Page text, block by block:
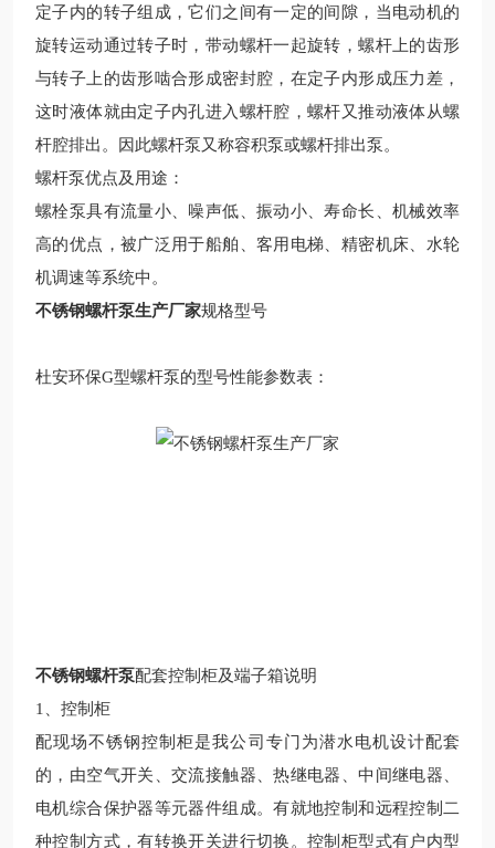
定子内的转子组成，它们之间有一定的间隙，当电动机的
旋转运动通过转子时，带动螺杆一起旋转，螺杆上的齿形
与转子上的齿形啮合形成密封腔，在定子内形成压力差，
这时液体就由定子内孔进入螺杆腔，螺杆又推动液体从螺
杆腔排出。因此螺杆泵又称容积泵或螺杆排出泵。
螺杆泵优点及用途 ：
螺栓泵具有流量小、噪声低、振动小、寿命长、机械效率
高的优点，被广泛用于船舶、客用电梯、精密机床、水轮
机调速等系统中。
不锈钢螺杆泵生产厂家规格型号
杜安环保G型螺杆泵的型号性能参数表 ：
不锈钢螺杆泵配套控制柜及端子箱说明
1
、控制柜
配现场不锈钢控制柜是我公司专门为潜水电机设计配套
的，由空气开关、交流接触器、热继电器、中间继电器、
电机综合保护器等元器件组成。有就地控制和远程控制二
种控制方式，有转换开关进行切换。控制柜型式有户内型